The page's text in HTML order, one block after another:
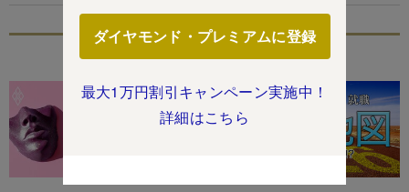
ダイヤモンド・プレミアムに登録
最大1万円割引キャンペーン実施中！
詳細はこちら
特集